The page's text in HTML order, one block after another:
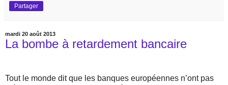
Partager
mardi 20 août 2013
La bombe à retardement bancaire
Tout le monde dit que les banques européennes n’ont pas